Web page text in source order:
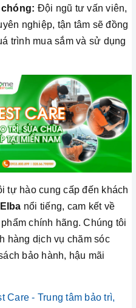
Đội ngũ tư vấn viên,
nghiệp, tận tâm sẽ đồng
trình mua sắm và sử dụng
tự hào cung cấp đến khách
nổi tiếng, cam kết về
chính hãng. Chúng tôi
hàng dịch vụ chăm sóc
bảo hành, hậu mãi
Care - Trung tâm bảo trì,